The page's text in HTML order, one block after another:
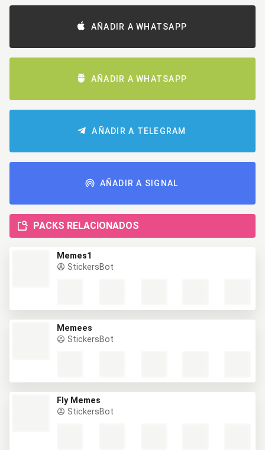
AÑADIR A WHATSAPP
AÑADIR A WHATSAPP
AÑADIR A TELEGRAM
AÑADIR A SIGNAL
PACKS RELACIONADOS
Memes1
StickersBot
Memees
StickersBot
Fly Memes
StickersBot